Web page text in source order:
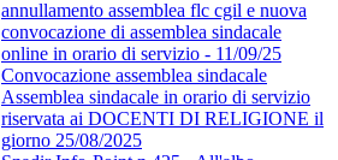
annullamento assemblea flc cgil e nuova
convocazione di assemblea sindacale
online in orario di servizio - 11/09/25
Convocazione assemblea sindacale
Assemblea sindacale in orario di servizio
riservata ai DOCENTI DI RELIGIONE il
giorno 25/08/2025